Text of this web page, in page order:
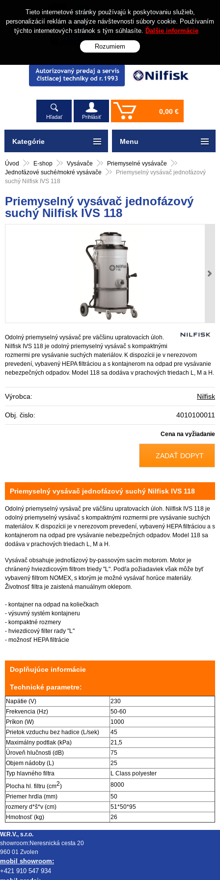
Hľadať Prihlásiť
0,00 €
Úvod E-shop Vysávače
Priemyselné vysávače
Jednofázové suché/mokré vysávače
Priemyselný vysávač jednofázový
suchý Nilfisk IVS 118
Priemyselný vysávač jednofázový
suchý Nilfisk IVS 118
Odolný priemyselný vysávač pre väčšinu upratovacích úloh.
Nilfisk IVS 118 je odolný priemyselný vysávač s kompaktnými
rozmermi pre vysávanie suchých materiálov. K dispozícii je v nerezovom
prevedení, vybavený HEPA filtráciou a s kontajnerom na odpad pre vysávanie
nebezpečných odpadov. Model 118 sa dodáva v prachových triedach L, M a H.
Výrobca: Nilfisk
Obj. čislo: 4010100011
Cena na vyžiadanie
ZADAŤ DOPYT
Priemyselný vysávač jednofázový suchý Nilfisk IVS 118
Odolný priemyselný vysávač pre väčšinu upratovacích úloh. Nilfisk IVS 118 je
odolný priemyselný vysávač s kompaktnými rozmermi pre vysávanie suchých
materiálov. K dispozícii je v nerezovom prevedení, vybavený HEPA filtráciou a s
kontajnerom na odpad pre vysávanie nebezpečných odpadov. Model 118 sa
dodáva v prachových triedach L, M a H.
Vysávač obsahuje jednofázový by-passovým sacím motorom. Motor je
chránený hviezdicovým filtrom triedy "L". Podľa požiadaviek však môže byť
vybavený filtrom NOMEX, s ktorým je možné vysávať horúce materiály.
Životnosť filtra je zaistená manuálnym oklepom.
- kontajner na odpad na koliečkach
- výsuvný systém kontajneru
- kompaktné rozmery
- hviezdicový filter rady "L"
- možnosť HEPA filtrácie
Doplňujúce informácie
Technické parametre:
Napätie (V)
230
Frekvencia (Hz)
50-60
Príkon (W)
1000
Prietok vzduchu bez hadice (L/sek)
45
Maximálny podtlak (kPa)
21,5
Úroveň hlučnosti (dB)
75
Objem nádoby (L)
25
Typ hlavného filtra
L Class polyester
Plocha hl. filtru (cm2)
8000
Priemer hrdla (mm)
50
rozmery d*š*v (cm)
51*50*95
Hmotnosť (kg)
26
Kategórie Menu
W.R.V., s.r.o.
showroom:Neresnická cesta 20
960 01 Zvolen
mobil showroom:
+421 910 547 934
Tieto internetové stránky používajú k poskytovaniu služieb,
personalizácií reklám a analýze návštevnosti súbory cookie. Používaním
týchto internetových stránok s tým súhlasíte. Ďalšie informácie
Rozumiem